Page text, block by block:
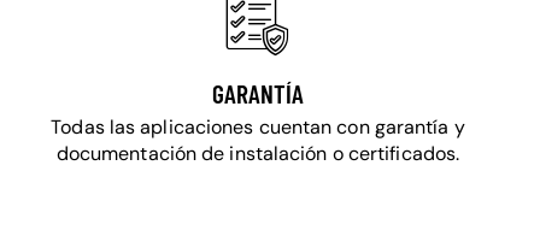
GARANTÍA
Todas las aplicaciones cuentan con garantía y
documentación de instalación o certificados.